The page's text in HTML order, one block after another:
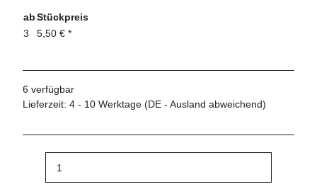
abStückpreis
3
5,50 € *
6 verfügbar
Lieferzeit: 4 - 10 Werktage (DE - Ausland abweichend)